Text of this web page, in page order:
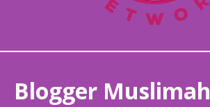
Blogger Muslimah